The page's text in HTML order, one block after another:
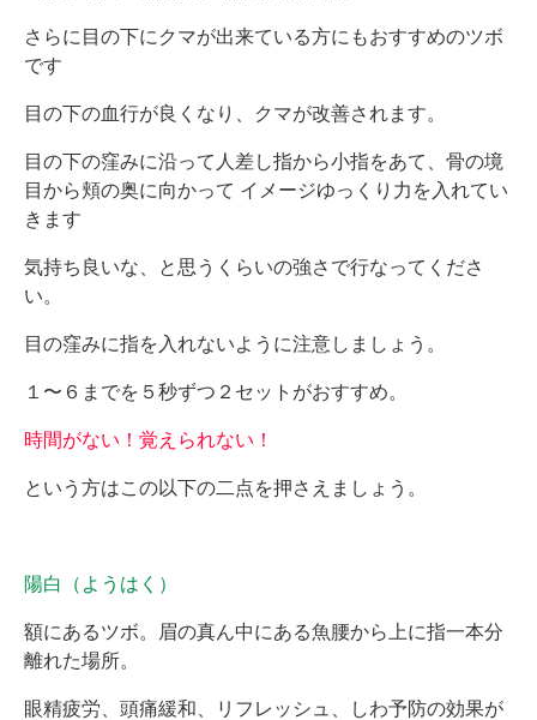
さらに目の下にクマが出来ている方にもおすすめのツボ
です
目の下の血行が良くなり、クマが改善されます。
目の下の窪みに沿って人差し指から小指をあて、骨の境
目から頬の奥に向かって イメージゆっくり力を入れてい
きます
気持ち良いな、と思うくらいの強さで行なってくださ
い。
目の窪みに指を入れないように注意しましょう。
１〜６までを５秒ずつ２セットがおすすめ。
時間がない！覚えられない！
という方はこの以下の二点を押さえましょう。
陽白（ようはく）
額にあるツボ。眉の真ん中にある魚腰から上に指一本分
離れた場所。
眼精疲労、頭痛緩和、リフレッシュ、しわ予防の効果が